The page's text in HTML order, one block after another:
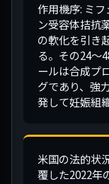
作用機序: ミ
ン受容体拮抗
の軟化を引き
る。その24〜
ールは合成プ
グであり、強
発して妊娠組
米国の法的状
覆した2022年